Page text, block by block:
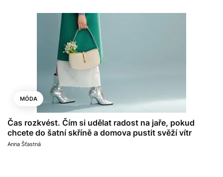
MÓDA
Čas rozkvést. Čím si udělat radost na jaře, pokud
chcete do šatní skříně a domova pustit svěží vítr
Anna Šťastná